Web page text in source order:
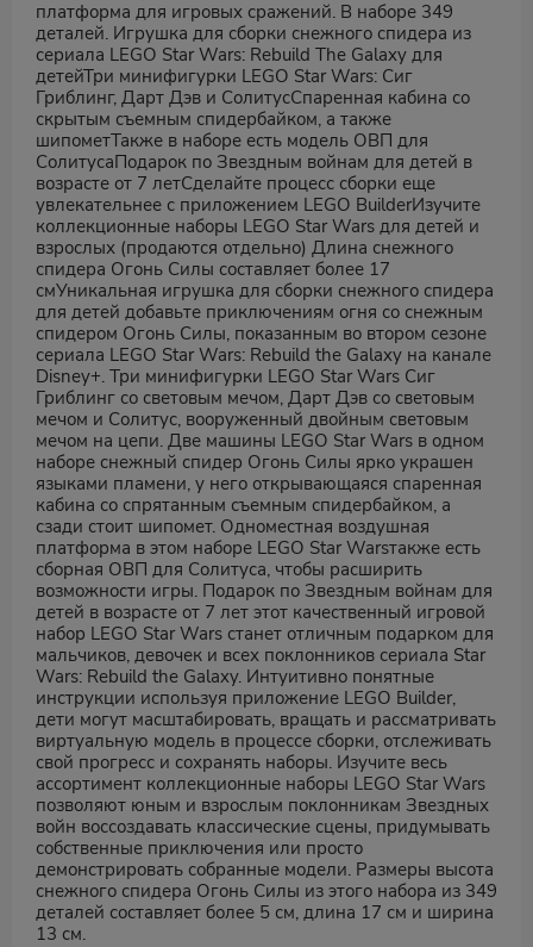
платформа для игровых сражений. В наборе 349
деталей. Игрушка для сборки снежного спидера из
сериала LEGO Star Wars: Rebuild The Galaxy для
детейТри минифигурки LEGO Star Wars: Сиг
Гриблинг, Дарт Дэв и СолитусСпаренная кабина со
скрытым съемным спидербайком, а также
шипометТакже в наборе есть модель ОВП для
СолитусаПодарок по Звездным войнам для детей в
возрасте от 7 летСделайте процесс сборки еще
увлекательнее с приложением LEGO BuilderИзучите
коллекционные наборы LEGO Star Wars для детей и
взрослых (продаются отдельно) Длина снежного
спидера Огонь Силы составляет более 17
смУникальная игрушка для сборки снежного спидера
для детей добавьте приключениям огня со снежным
спидером Огонь Силы, показанным во втором сезоне
сериала LEGO Star Wars: Rebuild the Galaxy на канале
Disney+. Три минифигурки LEGO Star Wars Сиг
Гриблинг со световым мечом, Дарт Дэв со световым
мечом и Солитус, вооруженный двойным световым
мечом на цепи. Две машины LEGO Star Wars в одном
наборе снежный спидер Огонь Силы ярко украшен
языками пламени, у него открывающаяся спаренная
кабина со спрятанным съемным спидербайком, а
сзади стоит шипомет. Одноместная воздушная
платформа в этом наборе LEGO Star Warsтакже есть
сборная ОВП для Солитуса, чтобы расширить
возможности игры. Подарок по Звездным войнам для
детей в возрасте от 7 лет этот качественный игровой
набор LEGO Star Wars станет отличным подарком для
мальчиков, девочек и всех поклонников сериала Star
Wars: Rebuild the Galaxy. Интуитивно понятные
инструкции используя приложение LEGO Builder,
дети могут масштабировать, вращать и рассматривать
виртуальную модель в процессе сборки, отслеживать
свой прогресс и сохранять наборы. Изучите весь
ассортимент коллекционные наборы LEGO Star Wars
позволяют юным и взрослым поклонникам Звездных
войн воссоздавать классические сцены, придумывать
собственные приключения или просто
демонстрировать собранные модели. Размеры высота
снежного спидера Огонь Силы из этого набора из 349
деталей составляет более 5 см, длина 17 см и ширина
13 см.